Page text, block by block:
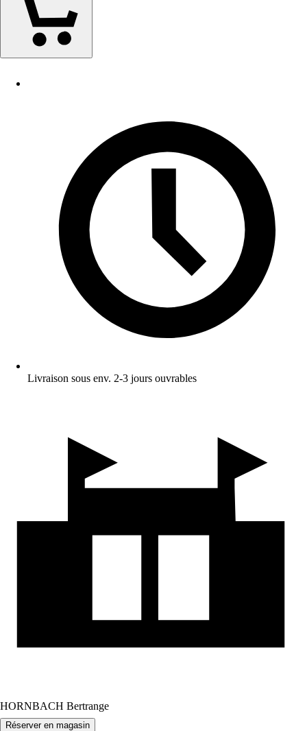
Livraison sous env. 2-3 jours ouvrables
HORNBACH Bertrange
Réserver en magasin